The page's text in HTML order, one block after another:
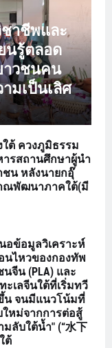
ชาชีพและ
นรู้ตลอด
าวชนคน
มเป็นเลิศ
ต้ ควงภูมิธรรม
รสถานศึกษาผู้นำ
น หลังนายกอุ๊
าณพัฒนาภาคใต้(มี
อข้อมูลวิเคราะห์
นไหวของกองทัพ
จีน (PLA) และ
เลจีนใต้ที่เริ่มทวี
น จนมีแนวโน้มที่
หม่จากการต่อสู้
ลับใต้น้ำ" (“水下
ต้